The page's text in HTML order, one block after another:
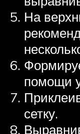
На
помощи
сетку.